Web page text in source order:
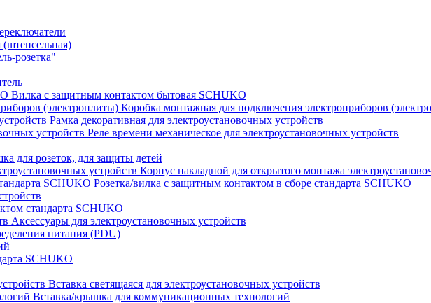
(штепсельная)
розетка"
Вилка с защитным контактом бытовая SCHUKO
Коробка монтажная для подключения электроприборов
Рамка декоративная для электроустановочных устройств
Реле времени механическое для электроустановочных устройств
для розеток, для защиты детей
Корпус накладной для открытого монтажа
Розетка/вилка с защитным контактом в сборе стандарта SCHUKO
стандарта SCHUKO
Аксессуары для электроустановочных устройств
питания (PDU)
SCHUKO
Вставка светящаяся для электроустановочных устройств
Вставка/крышка для коммуникационных технологий